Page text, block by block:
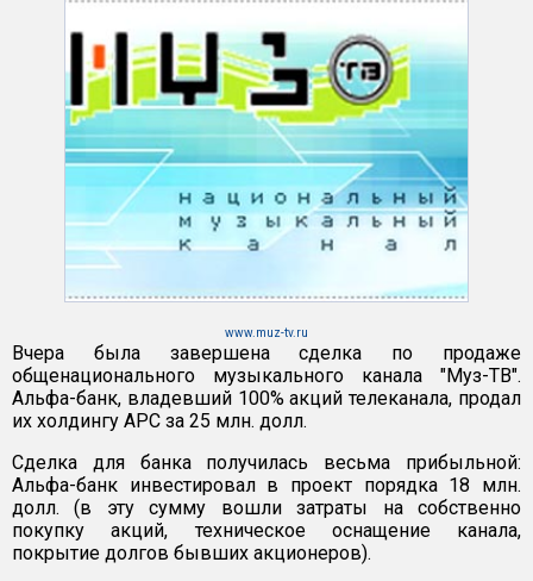
www.muz-tv.ru
Вчера была завершена сделка по продаже
общенационального музыкального канала "Муз-ТВ".
Альфа-банк, владевший 100% акций телеканала, продал
их холдингу АРС за 25 млн. долл.
Сделка для банка получилась весьма прибыльной:
Альфа-банк инвестировал в проект порядка 18 млн.
долл. (в эту сумму вошли затраты на собственно
покупку акций, техническое оснащение канала,
покрытие долгов бывших акционеров).